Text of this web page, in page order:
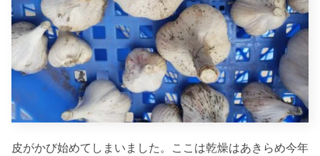
皮がかび始めてしまいました。ここは乾燥はあきらめ今年